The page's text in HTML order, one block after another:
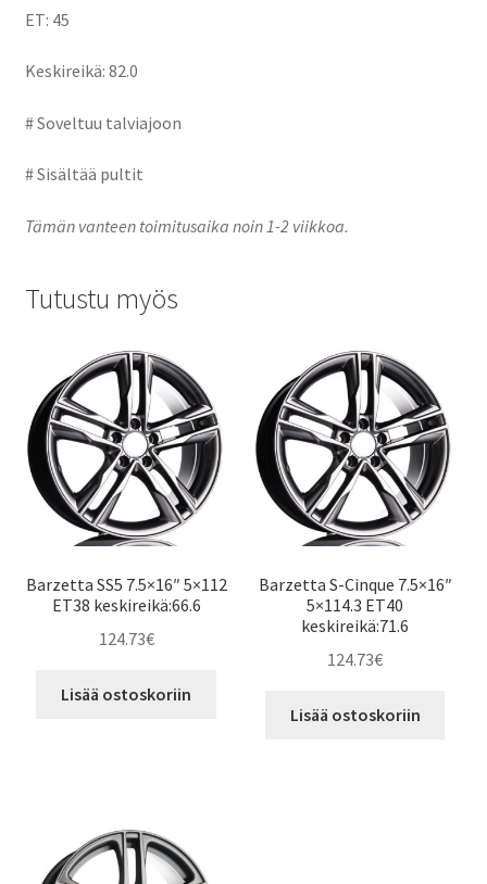
ET: 45
Keskireikä: 82.0
# Soveltuu talviajoon
# Sisältää pultit
Tämän vanteen toimitusaika noin 1-2 viikkoa.
Tutustu myös
Barzetta SS5 7.5×16″ 5×112
ET38 keskireikä:66.6
124.73€
Lisää ostoskoriin
Barzetta S-Cinque 7.5×16″
5×114.3 ET40
keskireikä:71.6
124.73€
Lisää ostoskoriin